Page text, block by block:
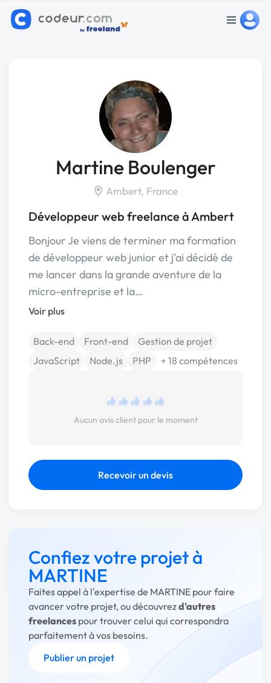
Martine Boulenger
Ambert, France
Développeur web freelance à Ambert
Bonjour Je viens de terminer ma formation
de développeur web junior et j'ai décidé de
me lancer dans la grande aventure de la
micro-entreprise et la…
Voir plus
Back-end Front-end
Gestion de projet
JavaScript
Node.js PHP + 18 compétences
Aucun avis client pour le moment
Recevoir un devis
Confiez votre projet à
MARTINE
Faites appel à l'expertise de MARTINE pour faire
avancer votre projet, ou découvrezd'autres
freelances pour trouver celui qui correspondra
parfaitement à vos besoins.
Publier un projet